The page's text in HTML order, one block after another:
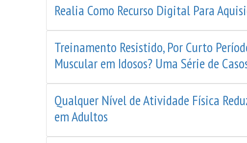
Realia Como Recurso Digital Para
Treinamento Resistido, Por Curto
Muscular em Idosos? Uma Série de
Qualquer Nível de Atividade Física
em Adultos